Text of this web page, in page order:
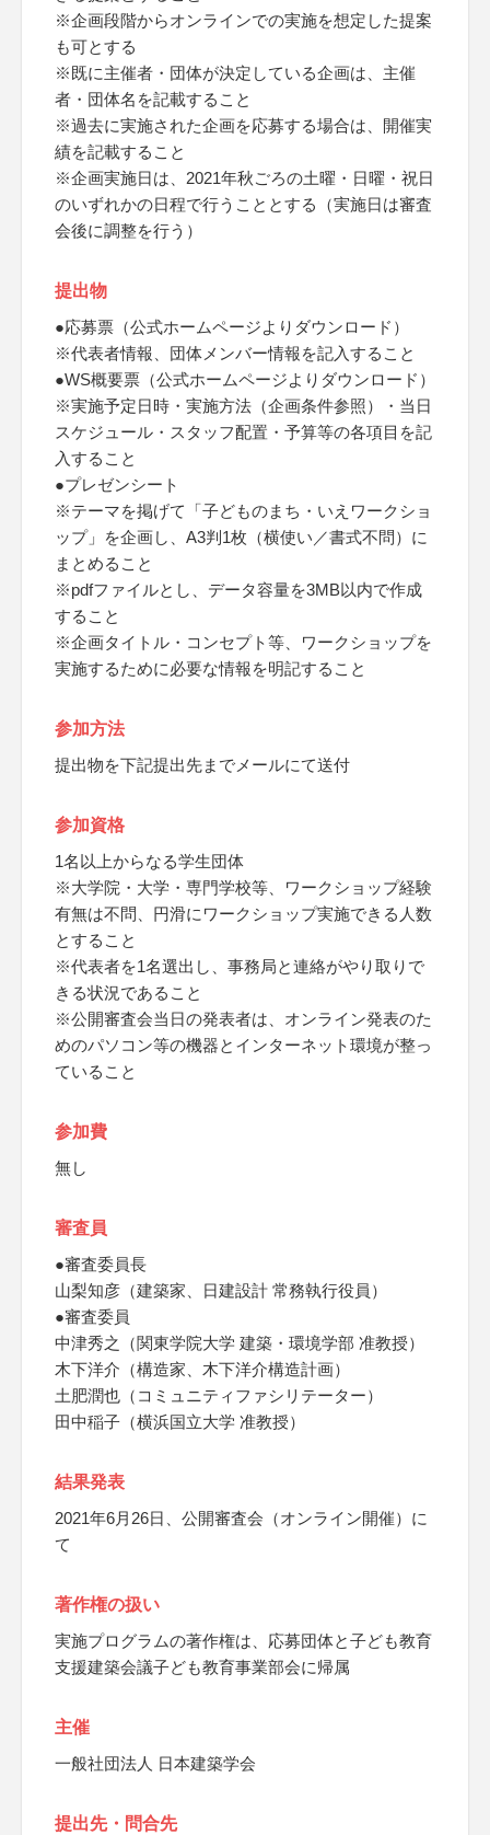
※企画段階からオンラインでの実施を想定した提案
も可とする
※既に主催者・団体が決定している企画は、主催
者・団体名を記載すること
※過去に実施された企画を応募する場合は、開催実
績を記載すること
※企画実施日は、2021年秋ごろの土曜・日曜・祝日
のいずれかの日程で行うこととする（実施日は審査
会後に調整を行う）
提出物
●応募票（公式ホームページよりダウンロード）
※代表者情報、団体メンバー情報を記入すること
●WS概要票（公式ホームページよりダウンロード）
※実施予定日時・実施方法（企画条件参照）・当日
スケジュール・スタッフ配置・予算等の各項目を記
入すること
●プレゼンシート
※テーマを掲げて「子どものまち・いえワークショ
ップ」を企画し、A3判1枚（横使い／書式不問）に
まとめること
※pdfファイルとし、データ容量を3MB以内で作成
すること
※企画タイトル・コンセプト等、ワークショップを
実施するために必要な情報を明記すること
参加方法
提出物を下記提出先までメールにて送付
参加資格
1名以上からなる学生団体
※大学院・大学・専門学校等、ワークショップ経験
有無は不問、円滑にワークショップ実施できる人数
とすること
※代表者を1名選出し、事務局と連絡がやり取りで
きる状況であること
※公開審査会当日の発表者は、オンライン発表のた
めのパソコン等の機器とインターネット環境が整っ
ていること
参加費
無し
審査員
●審査委員長
山梨知彦（建築家、日建設計 常務執行役員）
●審査委員
中津秀之（関東学院大学 建築・環境学部 准教授）
木下洋介（構造家、木下洋介構造計画）
土肥潤也（コミュニティファシリテーター）
田中稲子（横浜国立大学 准教授）
結果発表
2021年6月26日、公開審査会（オンライン開催）に
て
著作権の扱い
実施プログラムの著作権は、応募団体と子ども教育
支援建築会議子ども教育事業部会に帰属
主催
一般社団法人 日本建築学会
提出先・問合先